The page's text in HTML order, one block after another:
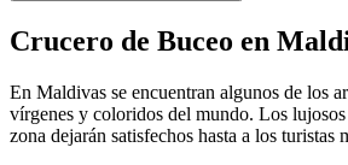
Crucero de Buceo en
En Maldivas se encuentran algunos de los
vírgenes y coloridos del mundo. Los
zona dejarán satisfechos hasta a los turistas